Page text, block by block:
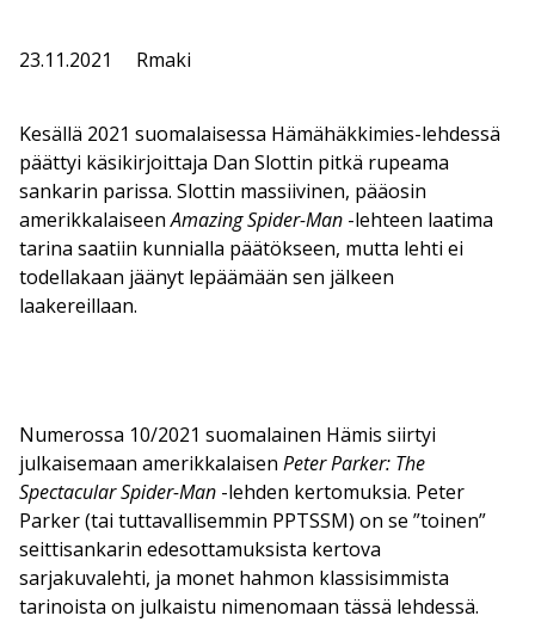
23.11.2021 Rmaki
Kesällä 2021 suomalaisessa Hämähäkkimies-lehdessä
päättyi käsikirjoittaja Dan Slottin pitkä rupeama
sankarin parissa. Slottin massiivinen, pääosin
amerikkalaiseenAmazing Spider-Man -lehteen laatima
tarina saatiin kunnialla päätökseen, mutta lehti ei
todellakaan jäänyt lepäämään sen jälkeen
laakereillaan.
Numerossa 10/2021 suomalainen Hämis siirtyi
julkaisemaan amerikkalaisen Peter Parker: The
Spectacular Spider-Man -lehden kertomuksia. Peter
Parker (tai tuttavallisemmin PPTSSM) on se ”toinen”
seittisankarin edesottamuksista kertova
sarjakuvalehti, ja monet hahmon klassisimmista
tarinoista on julkaistu nimenomaan tässä lehdessä.